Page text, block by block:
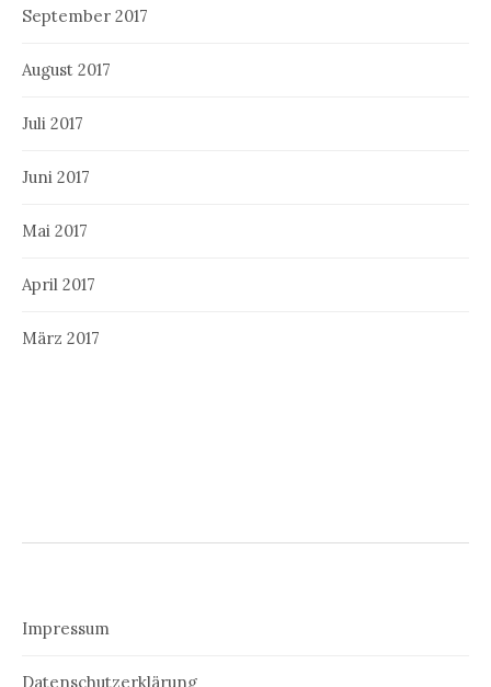
September 2017
August 2017
Juli 2017
Juni 2017
Mai 2017
April 2017
März 2017
Impressum
Datenschutzerklärung